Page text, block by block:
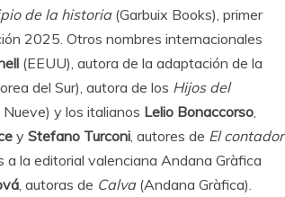
de la historia(Garbuix Books), primer
2025. Otros nombres internacionales
(EEUU), autora de la adaptación de la
del Sur), autora de los Hijos del
y los italianos Lelio Bonaccorso
y Stefano Turconi , autores de El contador
la editorial valenciana Andana Gràfica
, autoras de Calva(Andana Gràfica).